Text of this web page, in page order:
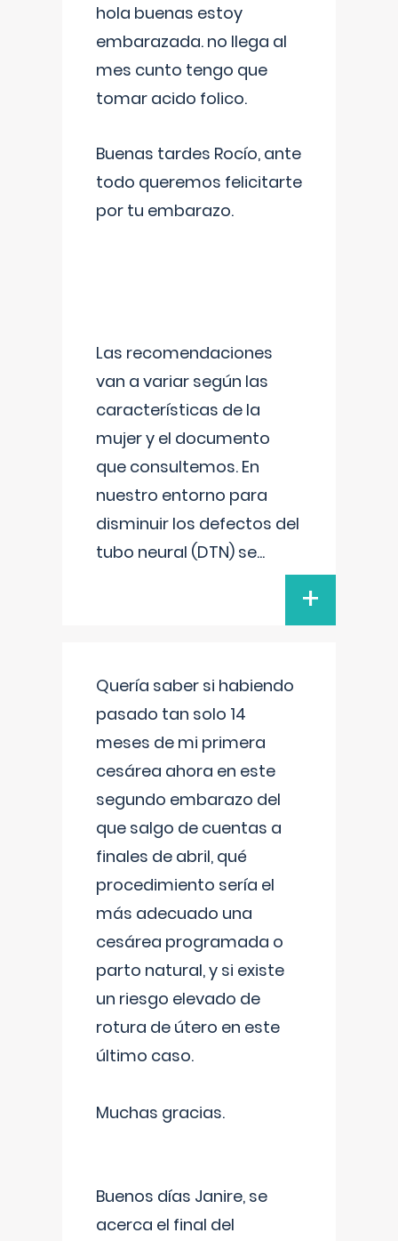
hola buenas estoy
embarazada. no llega al
mes cunto tengo que
tomar acido folico.
Buenas tardes Rocío, ante
todo queremos felicitarte
por tu embarazo.
Las recomendaciones
van a variar según las
características de la
mujer y el documento
que consultemos. En
nuestro entorno para
disminuir los defectos del
tubo neural (DTN) se...
+
Quería saber si habiendo
pasado tan solo 14
meses de mi primera
cesárea ahora en este
segundo embarazo del
que salgo de cuentas a
finales de abril, qué
procedimiento sería el
más adecuado una
cesárea programada o
parto natural, y si existe
un riesgo elevado de
rotura de útero en este
último caso.
Muchas gracias.
Buenos días Janire, se
acerca el final del